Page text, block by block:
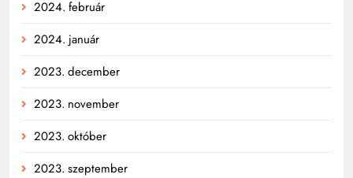
2024. február
2024. január
2023. december
2023. november
2023. október
2023. szeptember